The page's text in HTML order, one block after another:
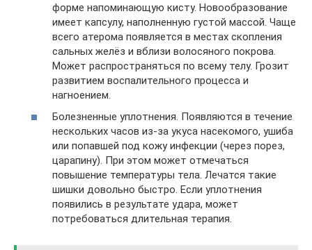
форме напоминающую кисту. Новообразование
имеет капсулу, наполненную густой массой. Чаще
всего атерома появляется в местах скопления
сальных желёз и вблизи волосяного покрова.
Может распространяться по всему телу. Грозит
развитием воспалительного процесса и
нагноением.
Болезненные уплотнения. Появляются в течение
нескольких часов из-за укуса насекомого, ушиба
или попавшей под кожу инфекции (через порез,
царапину). При этом может отмечаться
повышение температуры тела. Лечатся такие
шишки довольно быстро. Если уплотнения
появились в результате удара, может
потребоваться длительная терапия.